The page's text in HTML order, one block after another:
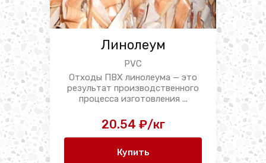
Линолеум
PVC
Отходы ПВХ линолеума — это
результат производственного
процесса изготовления ...
20.54 ₽/кг
Купить